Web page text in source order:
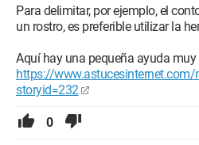
Para delimitar, por ejemplo, el
un rostro, es preferible utilizar la
Aquí hay una pequeña ayuda muy
https://
storyid=232
0